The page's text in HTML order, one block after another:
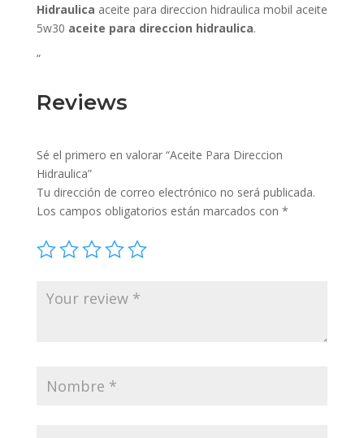
Hidraulica aceite para direccion hidraulica mobil aceite
5w30 aceite para direccion hidraulica.
“
Reviews
Sé el primero en valorar “Aceite Para Direccion
Hidraulica”
Tu dirección de correo electrónico no será publicada.
Los campos obligatorios están marcados con *